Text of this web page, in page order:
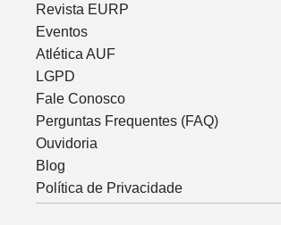
Revista EURP
Eventos
Atlética AUF
LGPD
Fale Conosco
Perguntas Frequentes (FAQ)
Ouvidoria
Blog
Política de Privacidade